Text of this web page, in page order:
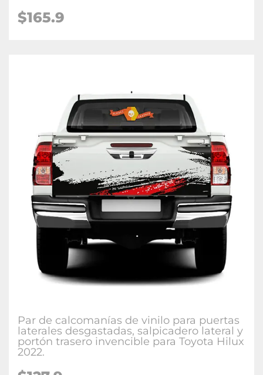
$165.9
Par de calcomanías de vinilo para puertas
laterales desgastadas, salpicadero lateral y
portón trasero invencible para Toyota Hilux
2022.